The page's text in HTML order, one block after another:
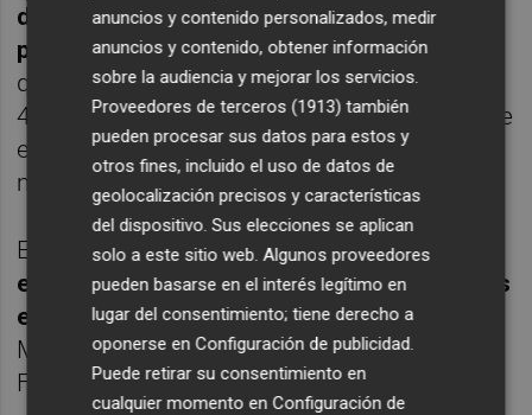
dólares (11.448 millones de euros) en el
primer trimestre, un 52,4% más, mientras
que Citigroup registró un beneficio neto de
4.606 millones de dólares (4.186 millones de
euros) un 7% más en comparación con el
mismo periodo de 2022.
En este contexto,el resto de plazas
europeas también han cerrado este viernes
en positivo, con un avance del 0,89% en
Milán, del 0,52% en París, del 0,50% en
Fráncfort y del 0,36% en Londres.
anuncios y contenido personalizados, medir
anuncios y contenido, obtener información
sobre la audiencia y mejorar los servicios.
Proveedores de terceros (1913) también
pueden procesar sus datos para estos y
otros fines, incluido el uso de datos de
geolocalización precisos y características
del dispositivo. Sus elecciones se aplican
solo a este sitio web. Algunos proveedores
pueden basarse en el interés legítimo en
lugar del consentimiento; tiene derecho a
oponerse enConfiguración de publicidad
Puede retirar su consentimiento en
cualquier momento enConfiguración de